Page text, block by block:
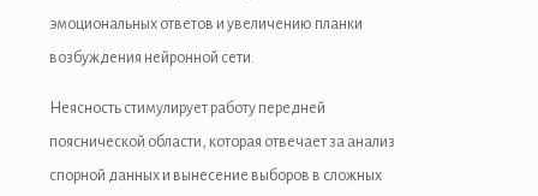
эмоциональных ответов и увеличению планки
возбуждения нейронной сети.
Неясность стимулирует работу передней
пояснической области, которая отвечает за анализ
спорной данных и вынесение выборов в сложных